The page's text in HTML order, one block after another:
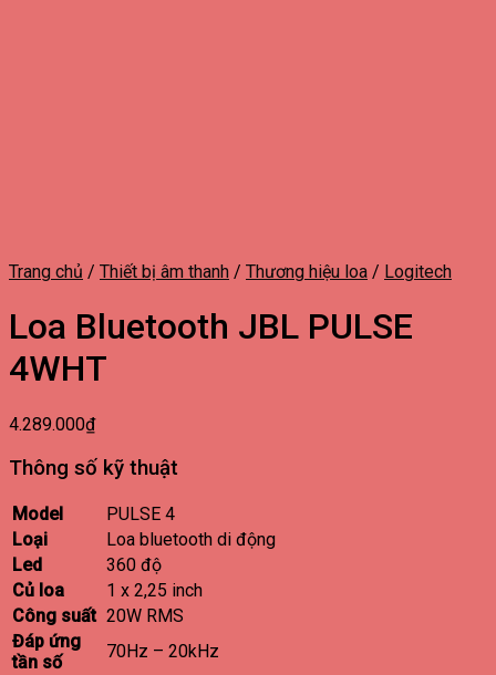
Trang chủ / Thiết bị âm thanh / Thương hiệu loa / Logitech
Loa Bluetooth JBL PULSE
4WHT
4.289.000₫
Thông số kỹ thuật
Model
PULSE 4
Loại
Loa bluetooth di động
Led
360 độ
Củ loa
1 x 2,25 inch
Công suất 20W RMS
Đáp ứng
tần số
70Hz – 20kHz